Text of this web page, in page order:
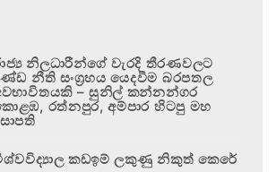
නිලධාරීන්ගේ වැරදි තීරණවලට
නීති සංග්‍රහය යෙදවීම බරපතල
– සුනිල් කන්නන්ගර
රත්නපුර, අම්පාර හිටපු මහ
කඩඉම් ලකුණු නිකුත් කෙරේ